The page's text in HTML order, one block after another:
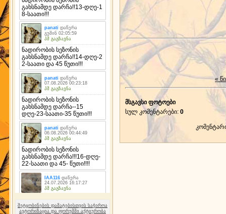
შეტყობინების დამატებისთვის საჭიროა
ავტორიზაცია და ფორუმში აქტიურობა
«
მსგავსი ფოტოები
სულ კომენტარები: 0